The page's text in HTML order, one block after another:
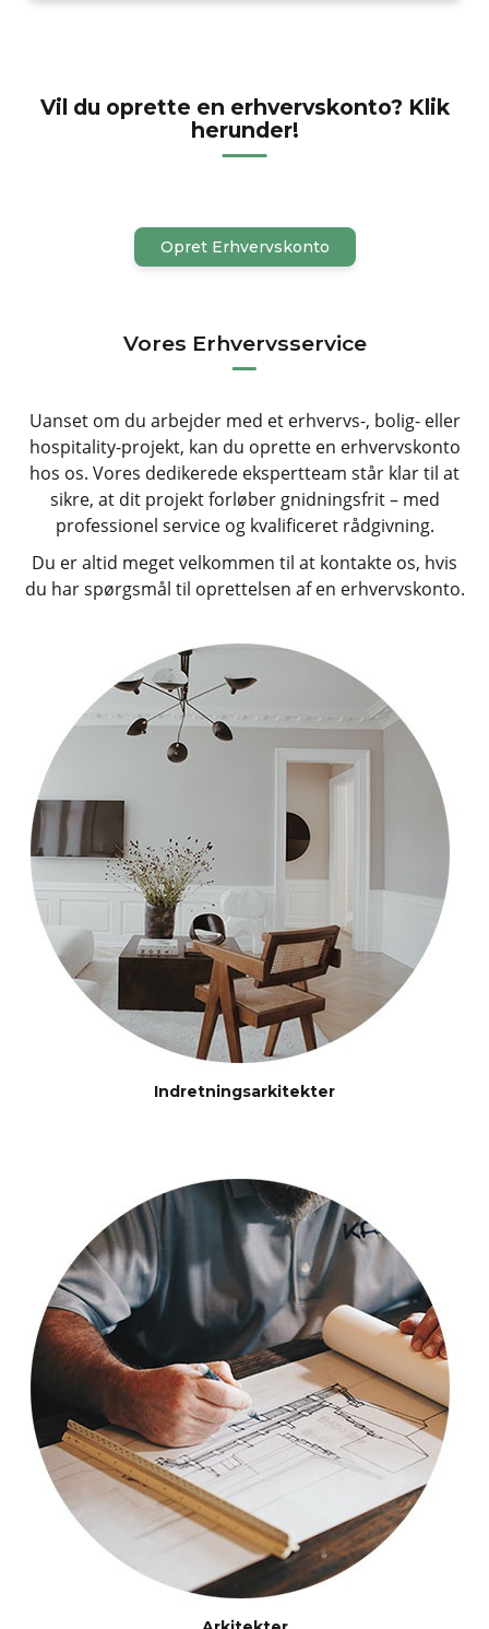
Vil du oprette en erhvervskonto? Klik
herunder!
Opret Erhvervskonto
Vores Erhvervsservice
Uanset om du arbejder med et erhvervs-, bolig- eller
hospitality-projekt, kan du oprette en erhvervskonto
hos os. Vores dedikerede ekspertteam står klar til at
sikre, at dit projekt forløber gnidningsfrit – med
professionel service og kvalificeret rådgivning.
Du er altid meget velkommen til at kontakte os, hvis
du har spørgsmål til oprettelsen af en erhvervskonto.
Indretningsarkitekter